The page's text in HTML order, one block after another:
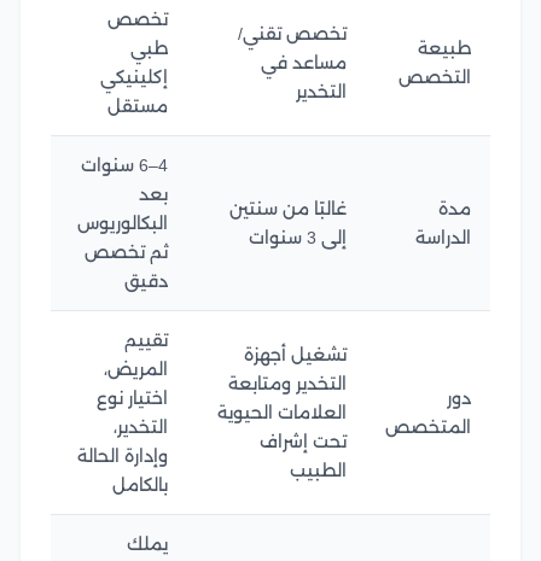
طبيعة
التخصص
تخصص تقني/
مساعد في
التخدير
تخصص
طبي
إكلينيكي
مستقل
مدة
الدراسة
غالبًا من سنتين
إلى 3 سنوات
4–6 سنوات
بعد
البكالوريوس
ثم تخصص
دقيق
دور
المتخصص
تشغيل أجهزة
التخدير ومتابعة
العلامات الحيوية
تحت إشراف
الطبيب
تقييم
المريض،
اختيار نوع
التخدير،
وإدارة الحالة
بالكامل
يملك